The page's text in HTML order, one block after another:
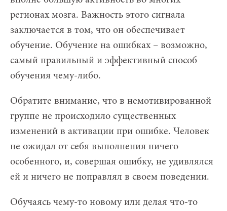
регионах мозга. Важность этого сигнала
заключается в том, что он обеспечивает
обучение. Обучение на ошибках – возможно,
самый правильный и эффективный способ
обучения чему-либо.
Обратите внимание, что в немотивированной
группе не происходило существенных
изменений в активации при ошибке. Человек
не ожидал от себя выполнения ничего
особенного, и, совершая ошибку, не удивлялся
ей и ничего не поправлял в своем поведении.
Обучаясь чему-то новому или делая что-то